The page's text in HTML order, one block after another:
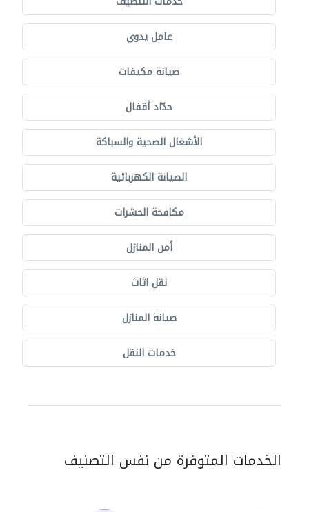
عامل يدوي
صيانة مكيفات
حدّاد أقفال
الأشغال الصحية والسباكة
الصيانة الكهربائية
مكافحة الحشرات
أمن المنازل
نقل اثاث
صيانة المنازل
خدمات النقل
الخدمات المتوفرة من نفس التصنيف